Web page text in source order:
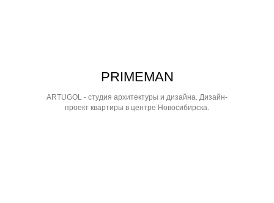
PRIMEMAN
ARTUGOL - студия архитектуры и дизайна. Дизайн-
проект квартиры в центре Новосибирска.